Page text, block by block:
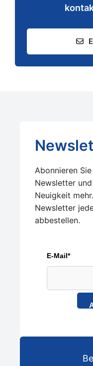
Abonnieren
Newsletter
Neuigkeit
Newsletter
abbestellen.
E-Mail*